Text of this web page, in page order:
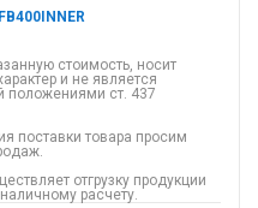
стоимость, носит
и не является
положениями ст. 437
поставки товара просим
отгрузку продукции
расчету.